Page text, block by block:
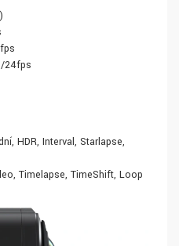
24fps
HDR, Interval, Starlapse,
Timelapse, TimeShift, Loop